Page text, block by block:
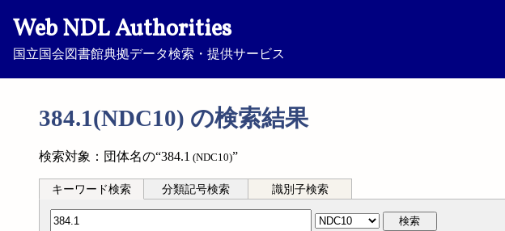
Web NDL Authorities
国立国会図書館典拠データ検索・提供サービス
384.1(NDC10) の検索結果
検索対象：団体名の“384.1 (NDC10)”
キーワード検索 分類記号検索 識別子検索
分類記号検索 検索